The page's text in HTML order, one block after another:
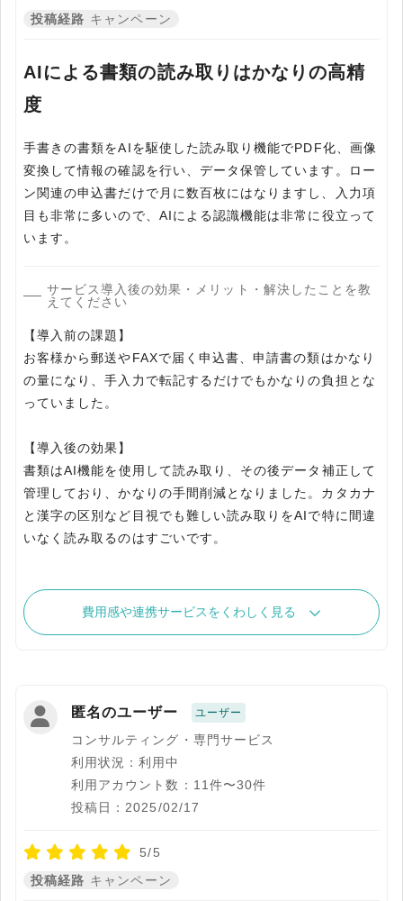
投稿経路 キャンペーン
AIによる書類の読み取りはかなりの高精
度
手書きの書類をAIを駆使した読み取り機能でPDF化、画像
変換して情報の確認を行い、データ保管しています。ロー
ン関連の申込書だけで月に数百枚にはなりますし、入力項
目も非常に多いので、AIによる認識機能は非常に役立って
います。
サービス導入後の効果・メリット・解決したことを教
えてください
【導入前の課題】
お客様から郵送やFAXで届く申込書、申請書の類はかなり
の量になり、手入力で転記するだけでもかなりの負担とな
っていました。
【導入後の効果】
書類はAI機能を使用して読み取り、その後データ補正して
管理しており、かなりの手間削減となりました。カタカナ
と漢字の区別など目視でも難しい読み取りをAIで特に間違
いなく読み取るのはすごいです。
費用感や連携サービスをくわしく見る
匿名のユーザー ユーザー
コンサルティング・専門サービス
利用状況：利用中
利用アカウント数：11件〜30件
投稿日：2025/02/17
5/5
投稿経路 キャンペーン